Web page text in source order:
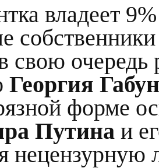
владеет
свою очередь
Георгия
форме
Путина и
нецензурную